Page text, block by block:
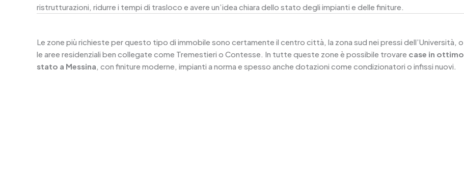
ristrutturazioni, ridurre i tempi di trasloco e avere un’idea chiara dello stato degli impianti e delle finiture.
Le zone più richieste per questo tipo di immobile sono certamente il centro città, la zona sud nei pressi dell’Università, o
le aree residenziali ben collegate come Tremestieri o Contesse. In tutte queste zone è possibile trovare case in ottimo
stato a Messina, con finiture moderne, impianti a norma e spesso anche dotazioni come condizionatori o infissi nuovi.